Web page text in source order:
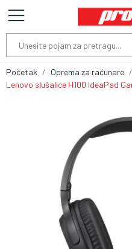
Početak Oprema za računare
Lenovo slušalice H100 IdeaPad